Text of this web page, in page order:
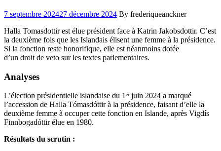
7 septembre 202427 décembre 2024 By frederiqueanckner
Halla Tomasdottir est élue président face à Katrin Jakobsdottir. C’est
la deuxième fois que les Islandais élisent une femme à la présidence.
Si la fonction reste honorifique, elle est néanmoins dotée
d’un droit de veto sur les textes parlementaires.
Analyses
L’élection présidentielle islandaise du 1ᵉʳ juin 2024 a marqué
l’accession de Halla Tómasdóttir à la présidence, faisant d’elle la
deuxième femme à occuper cette fonction en Islande, après Vigdís
Finnbogadóttir élue en 1980.
Résultats du scrutin :